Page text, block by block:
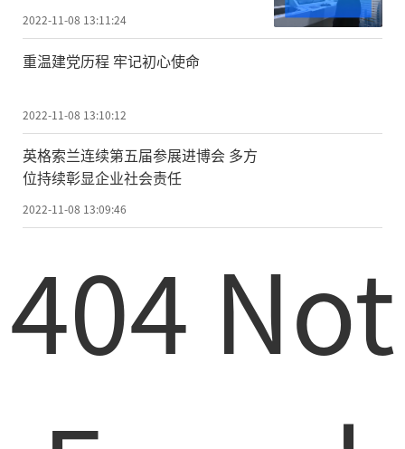
2022-11-08 13:11:24
重温建党历程 牢记初心使命
2022-11-08 13:10:12
英格索兰连续第五届参展进博会 多方
位持续彰显企业社会责任
2022-11-08 13:09:46
404 Not